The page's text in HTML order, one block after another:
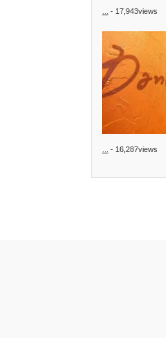
- 17,943views
- 16,287views